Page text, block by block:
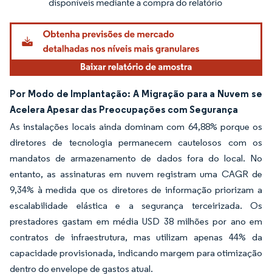
Por Modo de Implantação: A Migração para a Nuvem se
Acelera Apesar das Preocupações com Segurança
As instalações locais ainda dominam com 64,88% porque os
diretores de tecnologia permanecem cautelosos com os
mandatos de armazenamento de dados fora do local. No
entanto, as assinaturas em nuvem registram uma CAGR de
9,34% à medida que os diretores de informação priorizam a
escalabilidade elástica e a segurança terceirizada. Os
prestadores gastam em média USD 38 milhões por ano em
contratos de infraestrutura, mas utilizam apenas 44% da
capacidade provisionada, indicando margem para otimização
dentro do envelope de gastos atual.